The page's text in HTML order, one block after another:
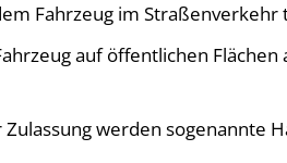
Fahrzeug im Straßenverkehr
auf öffentlichen Flächen
Zulassung werden sogenannte